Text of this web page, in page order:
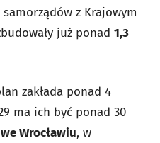
z Krajowym
już ponad 1,3
zakłada ponad 4
ma ich być ponad 30
Wrocławiu, w